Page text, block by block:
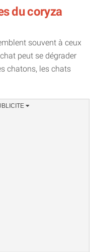
du coryza
souvent à ceux
peut se dégrader
chatons, les chats